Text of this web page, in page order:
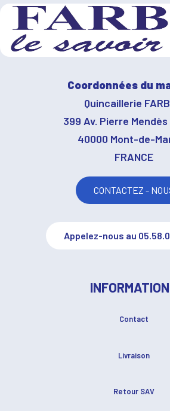
Coordonnées du
Quincaillerie
399 Av. Pierre
40000 Mont-de-
FRANCE
CONTACTEZ -
Appelez-nous au
Contact
Livraison
Retour SAV